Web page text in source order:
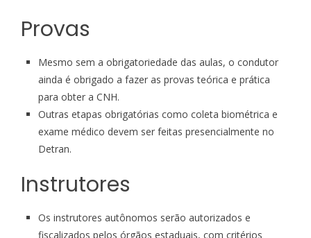
Provas
Mesmo sem a obrigatoriedade das aulas, o condutor
ainda é obrigado a fazer as provas teórica e prática
para obter a CNH.
Outras etapas obrigatórias como coleta biométrica e
exame médico devem ser feitas presencialmente no
Detran.
Instrutores
Os instrutores autônomos serão autorizados e
fiscalizados pelos órgãos estaduais, com critérios